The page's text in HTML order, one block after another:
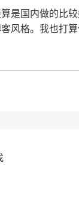
是国内做的比较
风格。我也打